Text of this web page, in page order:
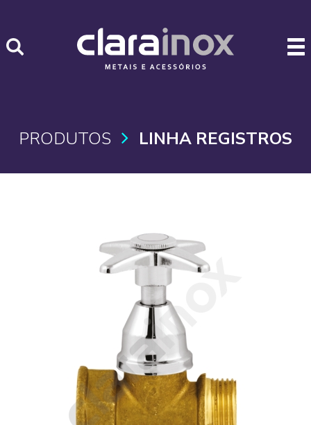
PRODUTOS LINHA REGISTROS